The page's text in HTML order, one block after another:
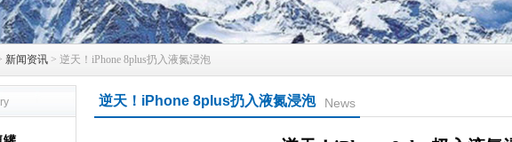
新闻资讯 > 逆天！iPhone 8plus扔入液氮浸泡
逆天！iPhone 8plus扔入液氮浸泡 News